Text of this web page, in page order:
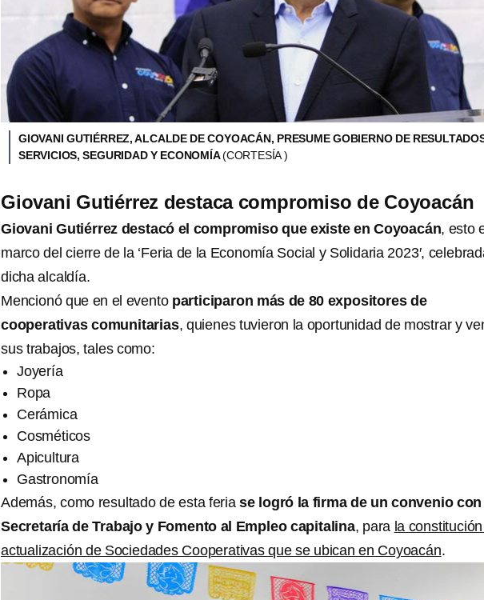
GIOVANI GUTIÉRREZ, ALCALDE DE COYOACÁN, PRESUME GOBIERNO DE
SERVICIOS, SEGURIDAD Y ECONOMÍA(CORTESÍA )
Giovani Gutiérrez destaca compromiso de Coyoacán
Giovani Gutiérrez destacó el compromiso que existe en Coyoacán, esto
marco del cierre de la ‘Feria de la Economía Social y Solidaria 2023′,
dicha alcaldía.
Mencionó que en el evento participaron más de 80 expositores de
cooperativas comunitarias, quienes tuvieron la oportunidad de mostrar y
sus trabajos, tales como:
Joyería
Ropa
Cerámica
Cosméticos
Apicultura
Gastronomía
Además, como resultado de esta feriase logró la firma de un convenio con
Secretaría de Trabajo y Fomento al Empleo capitalina, para la
actualización de Sociedades Cooperativas que se ubican en Coyoacán.